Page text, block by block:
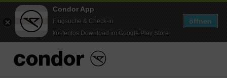
Condor App
Flugsuche & Check-in
kostenlos Download im Google Play Store
öffnen